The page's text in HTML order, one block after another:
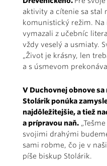
aktivity a cítenie sa stal
komunistický režim. Na
vymazali z učebníc
vždy veselý a usmiaty.
„Život je krásny, len
a s úsmevom
V Duchovnej obnove
Stolárik ponúka
najdôležitejšie, a tiež
a prípravou naň.
svojimi drahými
sami robme, čo je v
píše biskup Stolárik.